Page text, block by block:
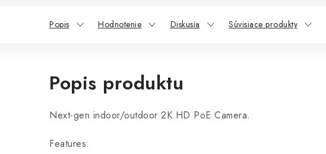
Popis Hodnotenie Diskusia Súvisiace produkty
Popis produktu
Next-gen indoor/outdoor 2K HD PoE Camera.
Features: